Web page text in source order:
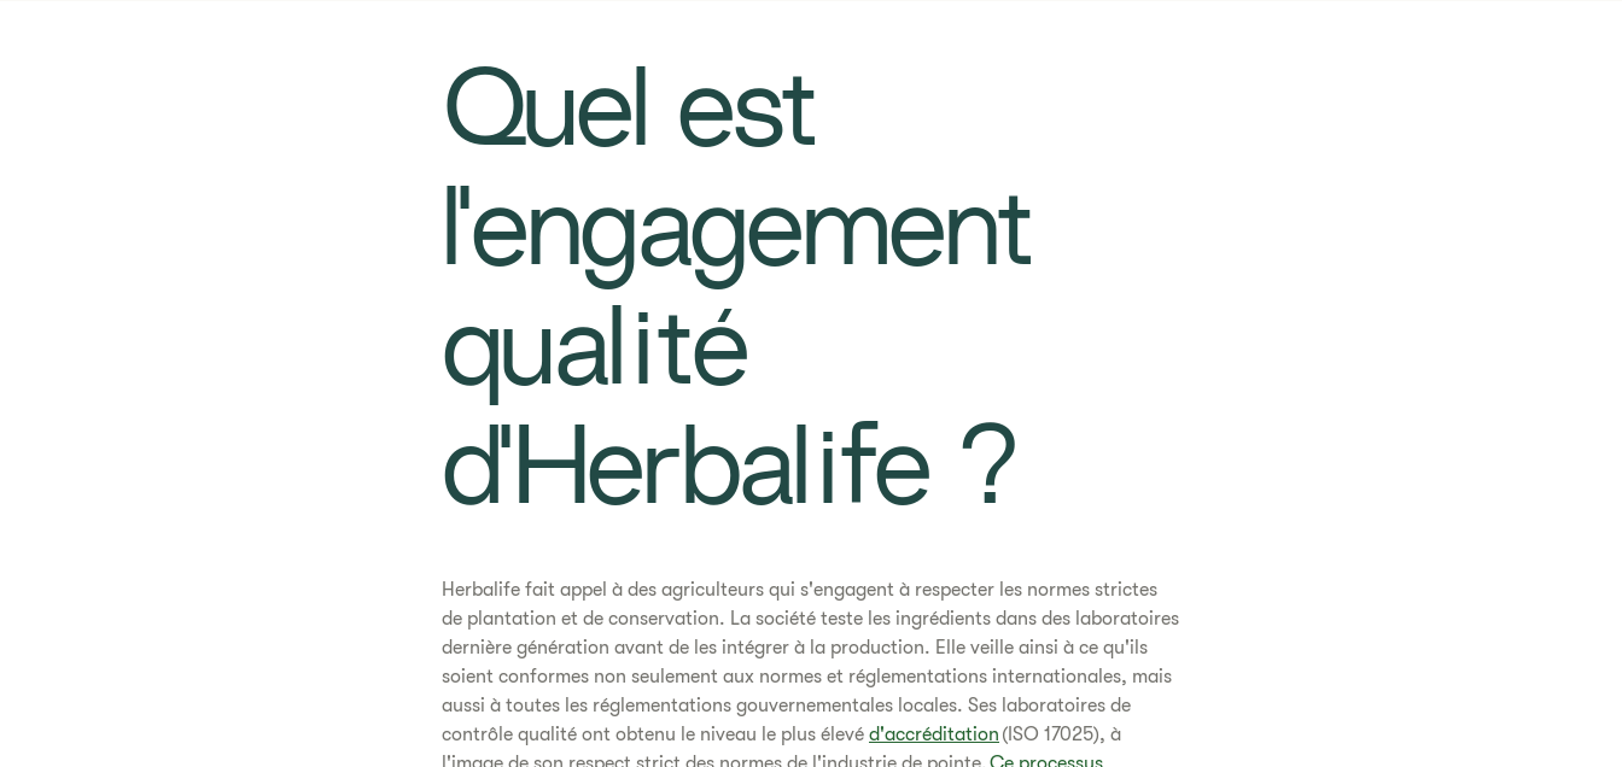
​​Quel est
l'engagement
qualité
d'Herbalife ?​
​​Herbalife fait appel à des agriculteurs qui s'engagent à respecter les normes strictes
de plantation et de conservation. La société teste les ingrédients dans des laboratoires
dernière génération avant de les intégrer à la production. Elle veille ainsi à ce qu'ils
soient conformes non seulement aux normes et réglementations internationales, mais
aussi à toutes les réglementations gouvernementales locales. Ses laboratoires de
contrôle qualité ont obtenu le niveau le plus élevé d'accréditation (ISO 17025), à